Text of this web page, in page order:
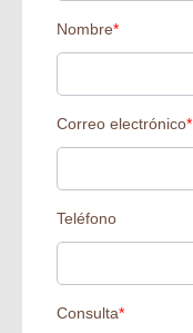
Nombre*
Correo electrónico*
Teléfono
Consulta*